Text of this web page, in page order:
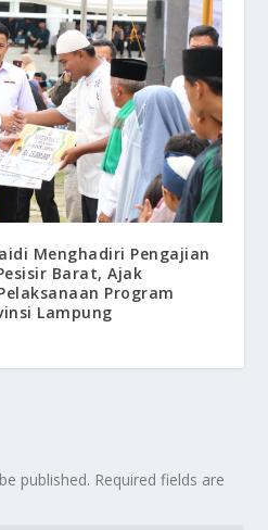
Menghadiri Pengajian
Barat, Ajak
Program
Lampung
published. Required fields are